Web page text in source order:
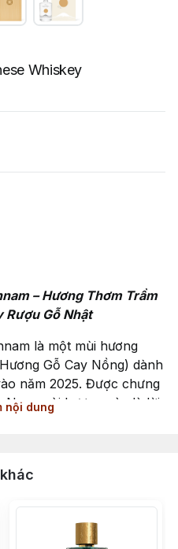
Whiskey
– Hương Thơm Trầm
Rượu Gỗ Nhật
là một mùi hương
Gỗ Cay Nồng) dành
năm 2025. Được chưng
Ngo, mùi hương này là lời
nên ấn tượng ban đầu
nội dung